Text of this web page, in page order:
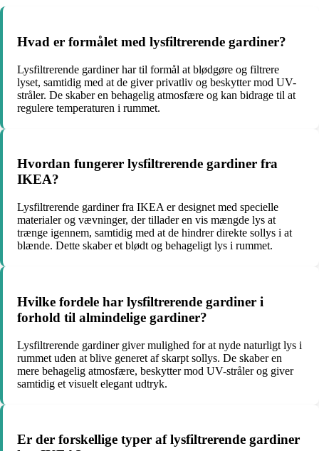
Hvad er formålet med lysfiltrerende gardiner?
Lysfiltrerende gardiner har til formål at blødgøre og filtrere
lyset, samtidig med at de giver privatliv og beskytter mod UV-
stråler. De skaber en behagelig atmosfære og kan bidrage til at
regulere temperaturen i rummet.
Hvordan fungerer lysfiltrerende gardiner fra
IKEA?
Lysfiltrerende gardiner fra IKEA er designet med specielle
materialer og vævninger, der tillader en vis mængde lys at
trænge igennem, samtidig med at de hindrer direkte sollys i at
blænde. Dette skaber et blødt og behageligt lys i rummet.
Hvilke fordele har lysfiltrerende gardiner i
forhold til almindelige gardiner?
Lysfiltrerende gardiner giver mulighed for at nyde naturligt lys i
rummet uden at blive generet af skarpt sollys. De skaber en
mere behagelig atmosfære, beskytter mod UV-stråler og giver
samtidig et visuelt elegant udtryk.
Er der forskellige typer af lysfiltrerende gardiner